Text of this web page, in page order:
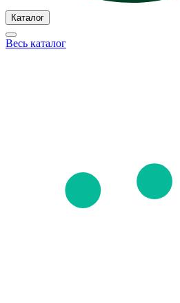
Каталог
Весь каталог